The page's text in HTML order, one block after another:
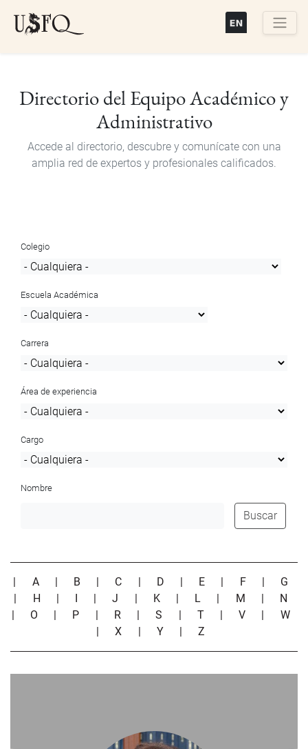
Directorio del Equipo Académico y
Administrativo
Accede al directorio, descubre y comunícate con una
amplia red de expertos y profesionales calificados.
Colegio
Escuela Académica
Carrera
Área de experiencia
Cargo
Nombre
Buscar
| A | B | C | D | E | F | G
| H | I |J | K | L | M | N
| O | P | R |S | T |V | W
|X | Y |Z